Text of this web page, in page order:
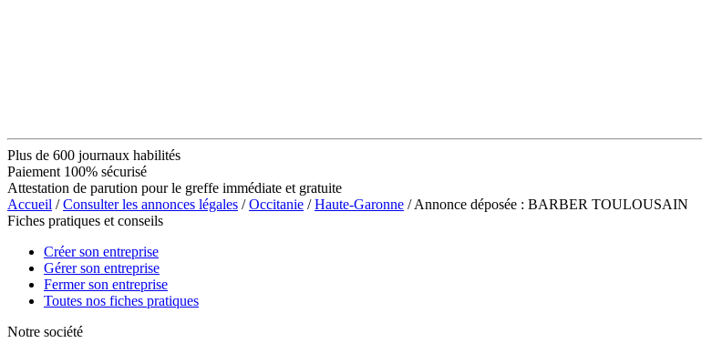
Plus de 600 journaux habilités
Paiement 100% sécurisé
Attestation de parution pour le greffe immédiate et gratuite
Accueil /Consulter les annonces légales /Occitanie /Haute-Garonne / Annonce déposée : BARBER TOULOUSAIN
Fiches pratiques et conseils
Créer son entreprise
Gérer son entreprise
Fermer son entreprise
Toutes nos fiches pratiques
Notre société